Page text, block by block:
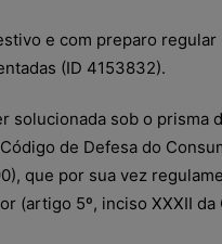
e com preparo
(ID 4153832).
solucionada sob o prisma
de Defesa do
que por sua vez
(artigo 5º, inciso XXXII